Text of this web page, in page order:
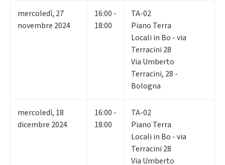
mercoledì, 27
novembre 2024
16:00 -
18:00
TA-02
Piano Terra
Locali in Bo - via
Terracini 28
Via Umberto
Terracini, 28 -
Bologna
mercoledì, 18
dicembre 2024
16:00 -
18:00
TA-02
Piano Terra
Locali in Bo - via
Terracini 28
Via Umberto